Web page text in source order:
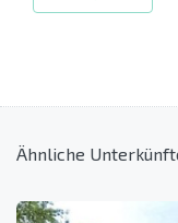
Ähnliche